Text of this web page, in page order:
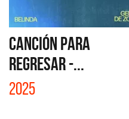
CANCIÓN PARA
REGRESAR -...
2025